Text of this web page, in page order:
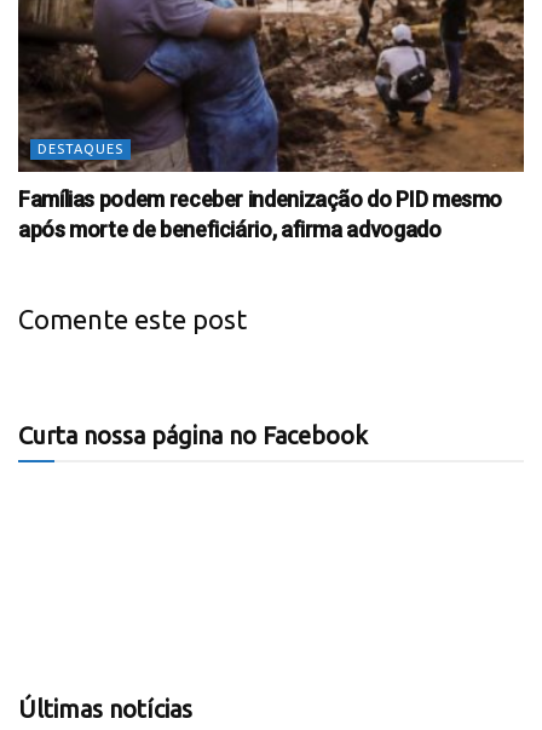
DESTAQUES
Famílias podem receber indenização do PID mesmo
após morte de beneficiário, afirma advogado
Comente este post
Curta nossa página no Facebook
Últimas notícias